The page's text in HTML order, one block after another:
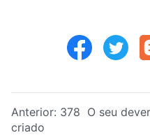
Anterior: 378 O seu
criado